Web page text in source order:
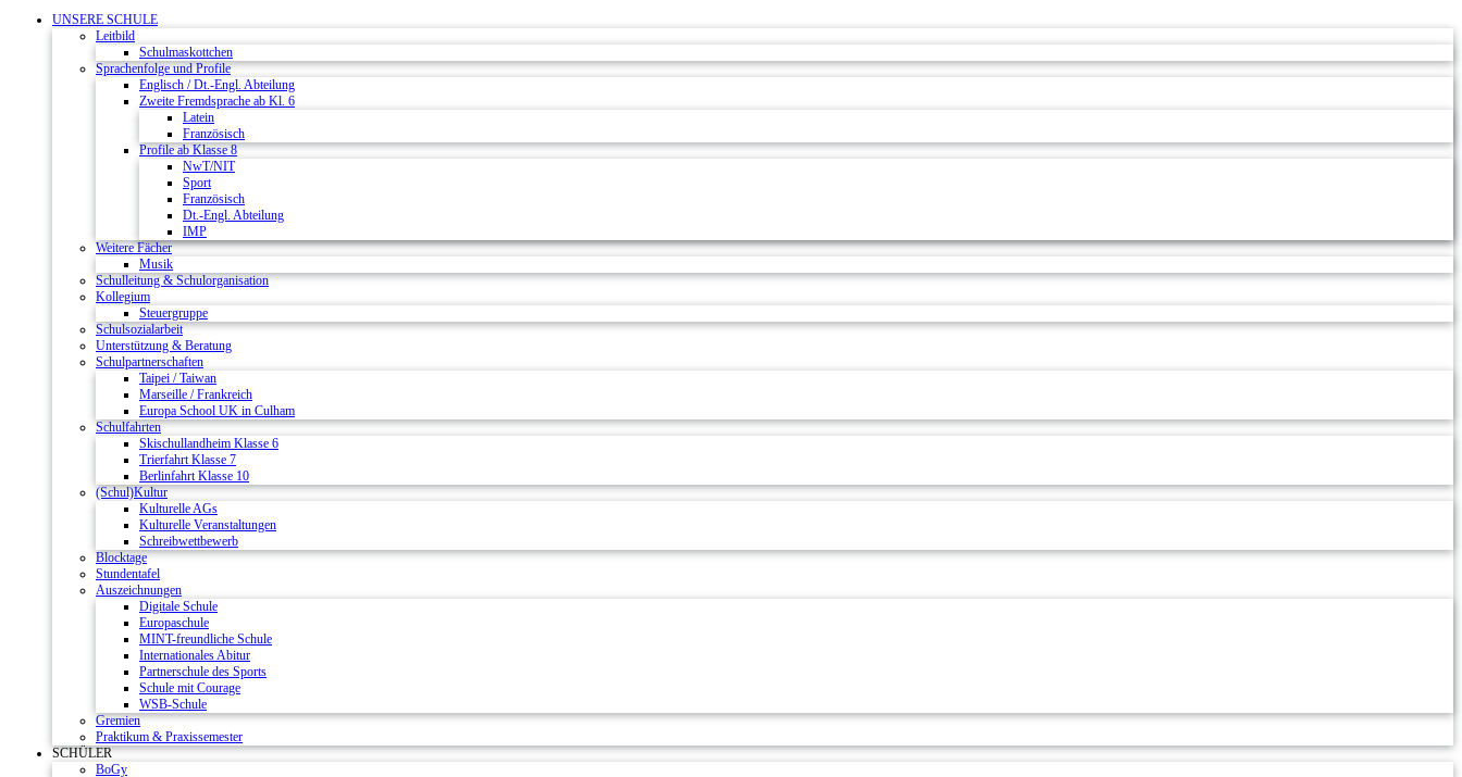
UNSERE SCHULE
Leitbild
Schulmaskottchen
Sprachenfolge und Profile
Englisch / Dt.-Engl. Abteilung
Zweite Fremdsprache ab Kl. 6
Latein
Französisch
Profile ab Klasse 8
NwT/NIT
Sport
Französisch
Dt.-Engl. Abteilung
IMP
Weitere Fächer
Musik
Schulleitung & Schulorganisation
Kollegium
Steuergruppe
Schulsozialarbeit
Unterstützung & Beratung
Schulpartnerschaften
Taipei / Taiwan
Marseille / Frankreich
Europa School UK in Culham
Schulfahrten
Skischullandheim Klasse 6
Trierfahrt Klasse 7
Berlinfahrt Klasse 10
(Schul)Kultur
Kulturelle AGs
Kulturelle Veranstaltungen
Schreibwettbewerb
Blocktage
Stundentafel
Auszeichnungen
Digitale Schule
Europaschule
MINT-freundliche Schule
Internationales Abitur
Partnerschule des Sports
Schule mit Courage
WSB-Schule
Gremien
Praktikum & Praxissemester
SCHÜLER
BoGy